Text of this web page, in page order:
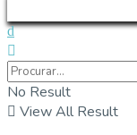
No Result
View All Result